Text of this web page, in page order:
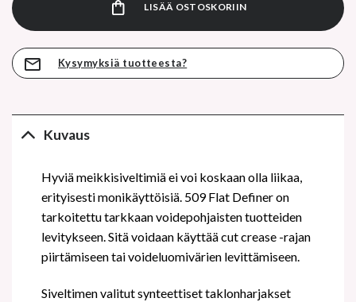
LISÄÄ OSTOSKORIIN
Kysymyksiä tuotteesta?
Kuvaus
Hyviä meikkisiveltimiä ei voi koskaan olla liikaa,
erityisesti monikäyttöisiä. 509 Flat Definer on
tarkoitettu tarkkaan voidepohjaisten tuotteiden
levitykseen. Sitä voidaan käyttää cut crease -rajan
piirtämiseen tai voideluomivärien levittämiseen.
Siveltimen valitut synteettiset taklonharjakset